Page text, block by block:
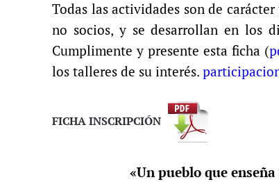
Todas las actividades son de
no socios, y se desarrollan en los
Cumplimente y presente esta ficha (
los talleres de su interés.
FICHA INSCRIPCIÓN
«Un pueblo que